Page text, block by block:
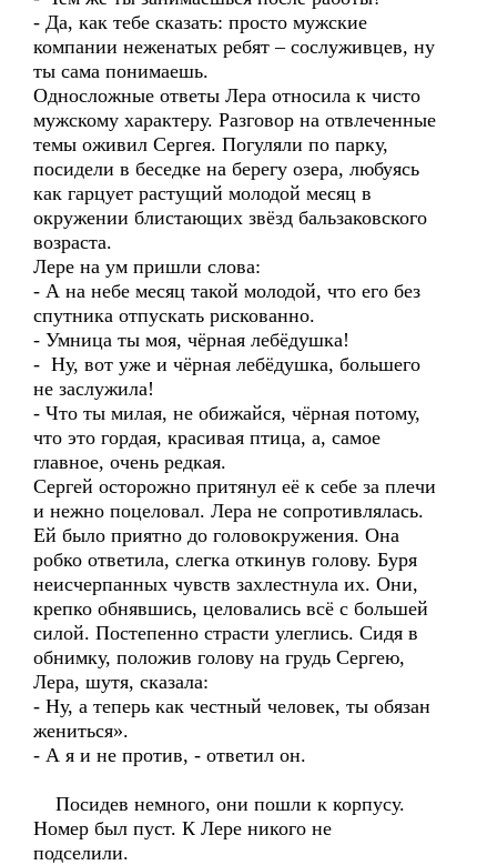
- Да, как тебе сказать: просто мужские
компании неженатых ребят – сослуживцев, ну
ты сама понимаешь.
Односложные ответы Лера относила к чисто
мужскому характеру. Разговор на отвлеченные
темы оживил Сергея. Погуляли по парку,
посидели в беседке на берегу озера, любуясь
как гарцует растущий молодой месяц в
окружении блистающих звёзд бальзаковского
возраста.
Лере на ум пришли слова:
- А на небе месяц такой молодой, что его без
спутника отпускать рискованно.
- Умница ты моя, чёрная лебёдушка!
- Ну, вот уже и чёрная лебёдушка, большего
не заслужила!
- Что ты милая, не обижайся, чёрная потому,
что это гордая, красивая птица, а, самое
главное, очень редкая.
Сергей осторожно притянул её к себе за плечи
и нежно поцеловал. Лера не сопротивлялась.
Ей было приятно до головокружения. Она
робко ответила, слегка откинув голову. Буря
неисчерпанных чувств захлестнула их. Они,
крепко обнявшись, целовались всё с большей
силой. Постепенно страсти улеглись. Сидя в
обнимку, положив голову на грудь Сергею,
Лера, шутя, сказала:
- Ну, а теперь как честный человек, ты обязан
жениться».
- А я и не против, - ответил он.
Посидев немного, они пошли к корпусу.
Номер был пуст. К Лере никого не
подселили.